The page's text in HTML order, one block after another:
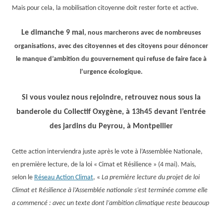
Mais pour cela, la mobilisation citoyenne doit rester forte et active.
Le dimanche 9 mai, nous marcherons avec de nombreuses
organisations, avec des citoyennes et des citoyens pour dénoncer
le manque d’ambition du gouvernement qui refuse de faire face à
l’urgence écologique.
Si vous voulez nous rejoindre, retrouvez nous sous la
banderole du Collectif Oxygène, à 13h45 devant l’entrée
des jardins du Peyrou, à Montpellier
Cette action interviendra juste après le vote à l’Assemblée Nationale,
en première lecture, de la loi « Cimat et Résilience » (4 mai). Mais,
selon le Réseau Action Climat, « La première lecture du projet de loi
Climat et Résilience à l’Assemblée nationale s’est terminée comme elle
a commencé : avec un texte dont l’ambition climatique reste beaucoup